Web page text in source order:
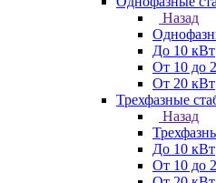
Назад
До 10 кВт
От 10 до
От 20 кВт
Трехфазные
Назад
До 10 кВт
От 10 до